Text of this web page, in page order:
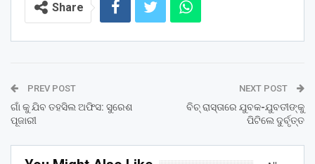
Share
PREV POST
ଗାଁ କୁ ଯିବ ତହସିଲ ଅଫିସ: ସୁରେଶ
ପୂଜାରୀ
NEXT POST
ବିଚ୍ ରାସ୍ତାରେ ଯୁବକ-ଯୁବତୀଙ୍କୁ
ପିଟିଲେ ଦୁର୍ବୃତ୍ତ